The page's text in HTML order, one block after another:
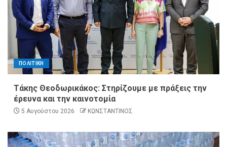
ΠΟΛΙΤΙΚΗ
Τάκης Θεοδωρικάκος: Στηρίζουμε με πράξεις την
έρευνα και την καινοτομία
5 Αυγούστου 2026 ΚΩΝΣΤΑΝΤΙΝΟΣ